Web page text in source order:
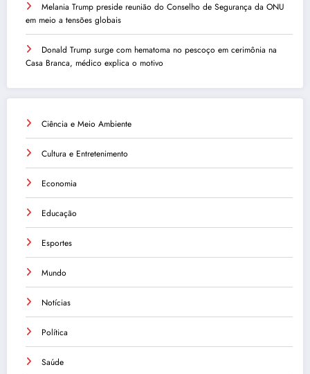
Melania Trump preside reunião do Conselho de Segurança da ONU
em meio a tensões globais
Donald Trump surge com hematoma no pescoço em cerimônia na
Casa Branca, médico explica o motivo
Ciência e Meio Ambiente
Cultura e Entretenimento
Economia
Educação
Esportes
Mundo
Notícias
Política
Saúde